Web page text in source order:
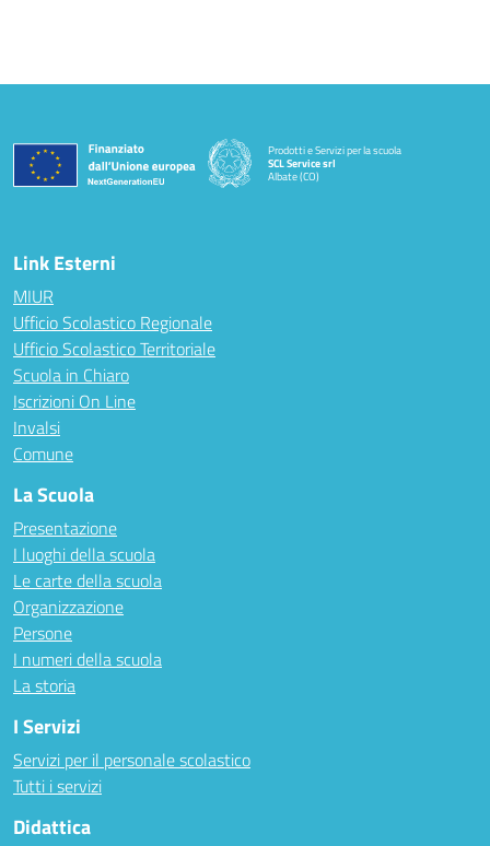
Prodotti e Servizi per la scuola
SCL Service srl
Albate (CO)
— Visita la pagina iniziale della scuola
Link Esterni
MIUR
Ufficio Scolastico Regionale
Ufficio Scolastico Territoriale
Scuola in Chiaro
Iscrizioni On Line
Invalsi
Comune
La Scuola
Presentazione
I luoghi della scuola
Le carte della scuola
Organizzazione
Persone
I numeri della scuola
La storia
I Servizi
Servizi per il personale scolastico
Tutti i servizi
Didattica